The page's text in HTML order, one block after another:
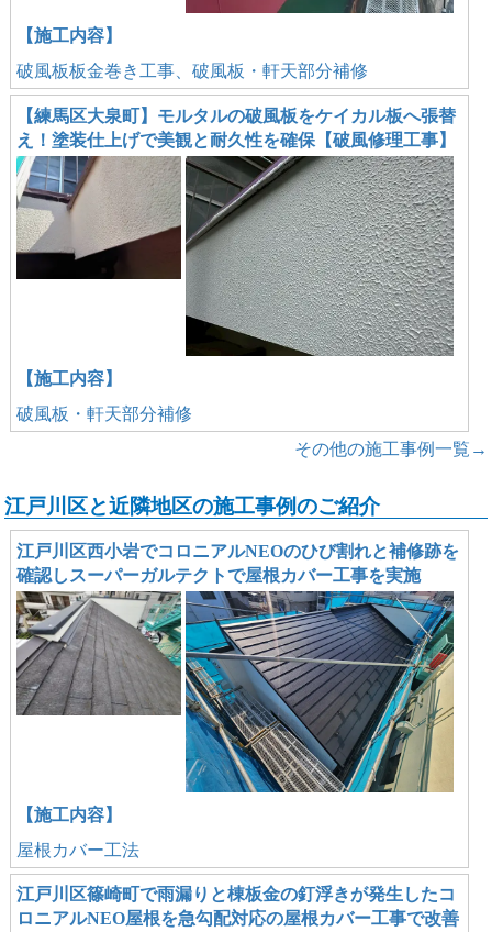
【施工内容】
破風板板金巻き工事、破風板・軒天部分補修
【練馬区大泉町】モルタルの破風板をケイカル板へ張替
え！塗装仕上げで美観と耐久性を確保【破風修理工事】
【施工内容】
破風板・軒天部分補修
その他の施工事例一覧→
江戸川区と近隣地区の施工事例のご紹介
江戸川区西小岩でコロニアルNEOのひび割れと補修跡を
確認しスーパーガルテクトで屋根カバー工事を実施
【施工内容】
屋根カバー工法
江戸川区篠崎町で雨漏りと棟板金の釘浮きが発生したコ
ロニアルNEO屋根を急勾配対応の屋根カバー工事で改善